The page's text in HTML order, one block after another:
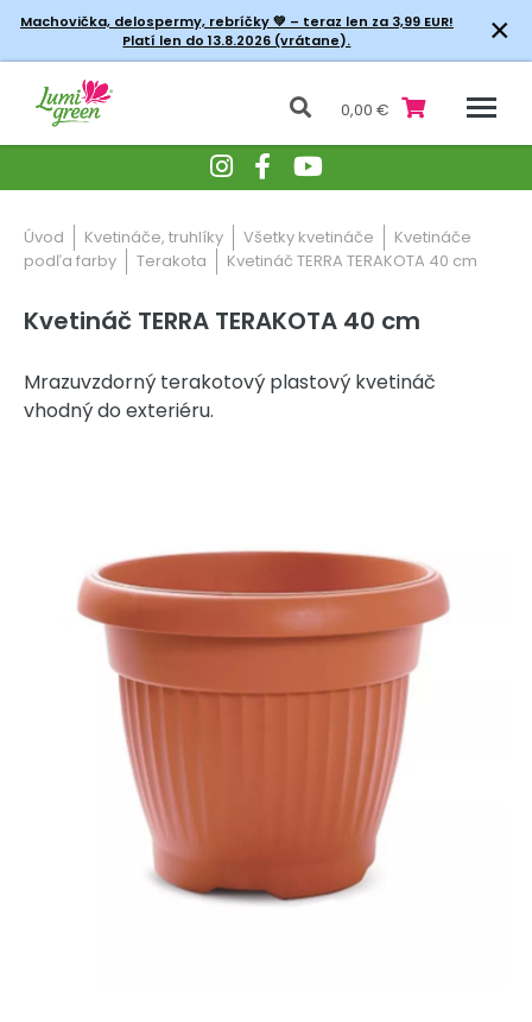
Machovička, delospermy, rebríčky💚 – teraz len za 3,99 EUR!
Platí len do 13.8.2026 (vrátane).
×
0,00 €
Úvod Kvetináče, truhlíky Všetky kvetináče
Kvetináče
podľa farby
Terakota Kvetináč TERRA TERAKOTA 40 cm
Kvetináč TERRA TERAKOTA 40 cm
Mrazuvzdorný terakotový plastový kvetináč
vhodný do exteriéru.